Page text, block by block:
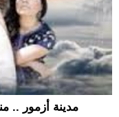
مدينة أزمور ..